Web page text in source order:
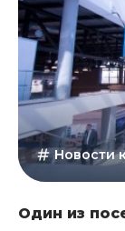
Новости
Один из